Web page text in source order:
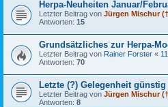
Herpa-Neuheiten Januar/
Letzter Beitrag von Jürgen Mischur
Antworten: 15
Grundsätzliches zur Herpa-
Letzter Beitrag von Rainer Forster «
Antworten: 70
Letzte (?) Gelegenheit
Letzter Beitrag von Jürgen Mischur
Antworten: 8